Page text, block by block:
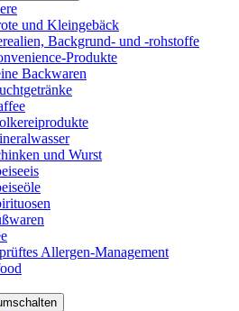
und Kleingebäck
Backgrund- und -rohstoffe
Produkte
Backwaren
und Wurst
Allergen-Management